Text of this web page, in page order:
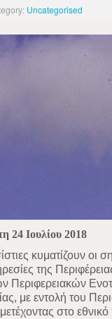
Uncategorised
24 Ιουλίου 2018
κυματίζουν οι
της
Περιφερειακών
με εντολή του
στο